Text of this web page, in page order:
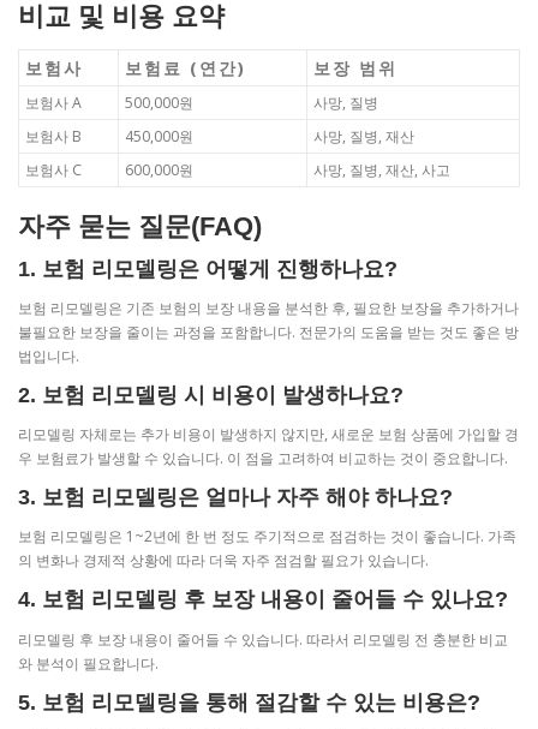
비교 및 비용 요약
보험사 보험료 (연간) 보장 범위
보험사 A 500,000원
사망, 질병
보험사 B
450,000원
사망, 질병, 재산
보험사 C
600,000원 사망, 질병, 재산, 사고
자주 묻는 질문(FAQ)
1. 보험 리모델링은 어떻게 진행하나요?
보험 리모델링은 기존 보험의 보장 내용을 분석한 후, 필요한 보장을 추가하거나
불필요한 보장을 줄이는 과정을 포함합니다. 전문가의 도움을 받는 것도 좋은 방
법입니다.
2. 보험 리모델링 시 비용이 발생하나요?
리모델링 자체로는 추가 비용이 발생하지 않지만, 새로운 보험 상품에 가입할 경
우 보험료가 발생할 수 있습니다. 이 점을 고려하여 비교하는 것이 중요합니다.
3. 보험 리모델링은 얼마나 자주 해야 하나요?
보험 리모델링은 1~2년에 한 번 정도 주기적으로 점검하는 것이 좋습니다. 가족
의 변화나 경제적 상황에 따라 더욱 자주 점검할 필요가 있습니다.
4. 보험 리모델링 후 보장 내용이 줄어들 수 있나요?
리모델링 후 보장 내용이 줄어들 수 있습니다. 따라서 리모델링 전 충분한 비교
와 분석이 필요합니다.
5. 보험 리모델링을 통해 절감할 수 있는 비용은?